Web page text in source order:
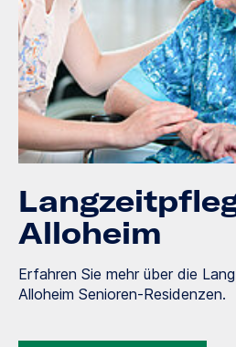
Alloheim
Erfahren Sie mehr über die
Alloheim Senioren-Residenzen.